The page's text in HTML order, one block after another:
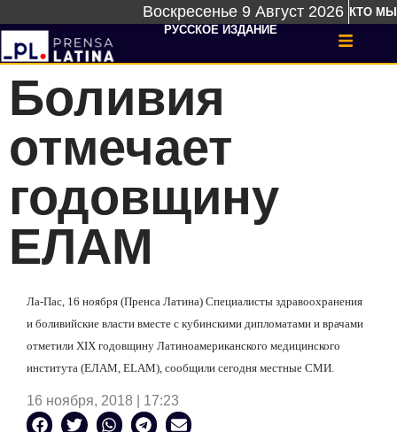
Воскресенье 9 Август 2026 КТО МЫ
РУССКОЕ ИЗДАНИЕ
Боливия
отмечает
годовщину
ЕЛАМ
Ла-Пас, 16 ноября (Пренса Латина) Специалисты здравоохранения
и боливийские власти вместе с кубинскими дипломатами и врачами
отметили XIX годовщину Латиноамериканского медицинского
института (ЕЛАМ, ELAM), сообщили сегодня местные СМИ.
16 ноября, 2018 | 17:23